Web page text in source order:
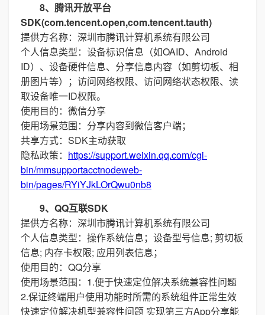
8、腾讯开放平台
SDK(com.tencent.open,com.tencent.tauth)
提供方名称：深圳市腾讯计算机系统有限公司
个人信息类型：设备标识信息（如OAID、Android
ID）、设备硬件信息、分享信息内容（如剪切板、相
册图片等）；访问网络权限、访问网络状态权限、读
取设备唯一ID权限。
使用目的：微信分享
使用场景范围：分享内容到微信客户端；
共享方式：SDK主动获取
隐私政策： https://support.weixin.qq.com/cgi-
bin/mmsupportacctnodeweb-
bin/pages/RYiYJkLOrQwu0nb8
9、QQ互联SDK
提供方名称：深圳市腾讯计算机系统有限公司
个人信息类型：操作系统信息；设备型号信息; 剪切板
信息; 内存卡权限; 应用列表信息；
使用目的：QQ分享
使用场景范围：1.便于快速定位解决系统兼容性问题
2.保证终端用户使用功能时所需的系统组件正常生效
快速定位解决机型兼容性问题 实现第三方App分享能